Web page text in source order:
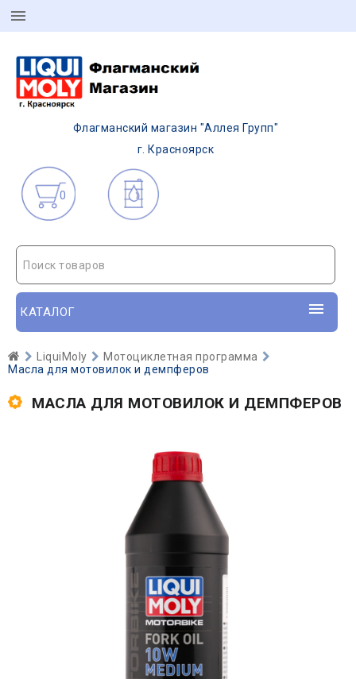
Флагманский магазин "Аллея Групп"
г. Красноярск
0
Поиск товаров
КАТАЛОГ
LiquiMoly
Мотоциклетная программа
Масла для мотовилок и демпферов
МАСЛА ДЛЯ МОТОВИЛОК И ДЕМПФЕРОВ